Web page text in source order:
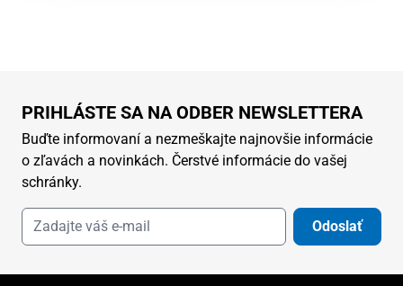
PRIHLÁSTE SA NA ODBER NEWSLETTERA
Buďte informovaní a nezmeškajte najnovšie informácie
o zľavách a novinkách. Čerstvé informácie do vašej
schránky.
Odoslať